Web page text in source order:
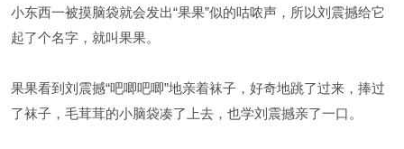
小东西一被摸脑袋就会发出“果果”似的咕哝声，所以刘震撼给它
起了个名字，就叫果果。
果果看到刘震撼“吧唧吧唧”地亲着袜子，好奇地跳了过来，捧过
了袜子，毛茸茸的小脑袋凑了上去，也学刘震撼亲了一口。